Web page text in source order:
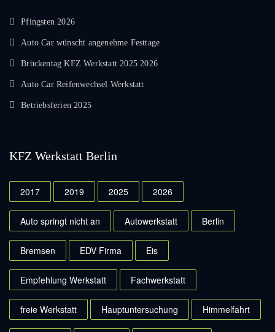
Pfingsten 2026
Auto Car wünscht angenehme Festtage
Brückentag KFZ Werkstatt 2025 2026
Auto Car Reifenwechsel Werkstatt
Betriebsferien 2025
KFZ Werkstatt Berlin
2017 2019 2025 2026
Auto springt nicht an Autowerkstatt Berlin
Bremsen EDV Firma Eis
Empfehlung Werkstatt Fachwerkstatt
freie Werkstatt Hauptuntersuchung Himmelfahrt